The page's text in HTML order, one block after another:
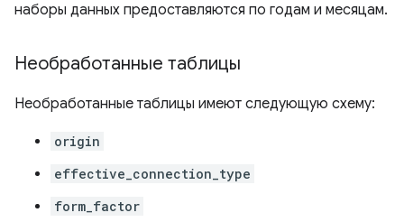
наборы данных предоставляются по годам и месяцам.
Необработанные таблицы
Необработанные таблицы имеют следующую схему:
origin
effective_connection_type
form_factor